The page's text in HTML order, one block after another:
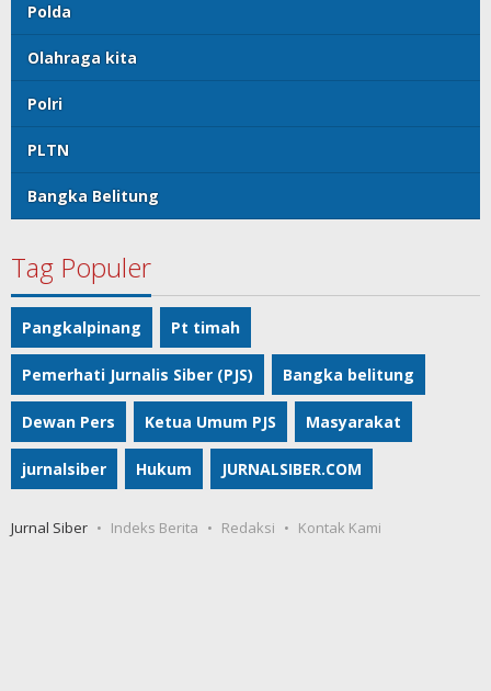
Polda
Olahraga kita
Polri
PLTN
Bangka Belitung
Tag Populer
Pangkalpinang Pt timah
Pemerhati Jurnalis Siber (PJS) Bangka belitung
Dewan Pers Ketua Umum PJS Masyarakat
jurnalsiber Hukum JURNALSIBER.COM
Jurnal Siber Indeks Berita Redaksi Kontak Kami